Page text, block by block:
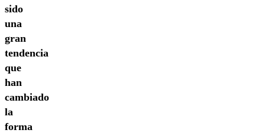
sido
una
gran
tendencia
que
han
cambiado
la
forma